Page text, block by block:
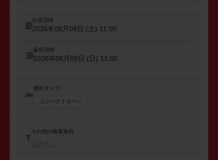
出発日時
2026年08月08日 (土) 11:00
返却日時
2026年08月09日 (日) 11:00
車両タイプ
コンパクトカー
その他の検索条件